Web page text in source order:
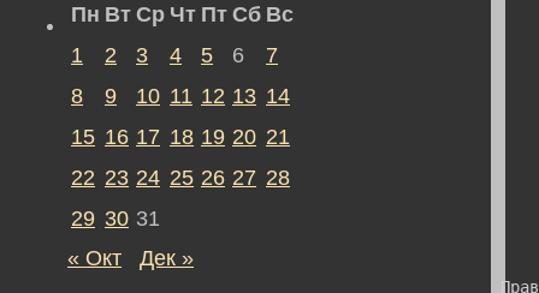
Пн Вт Ср Чт Пт Сб Вс
1
2 3 4 5 6
7
8
9 10 11 12 13 14
15 16 17 18 19 20 21
22 23 24 25 26 27 28
29 30 31
« Окт
Дек »